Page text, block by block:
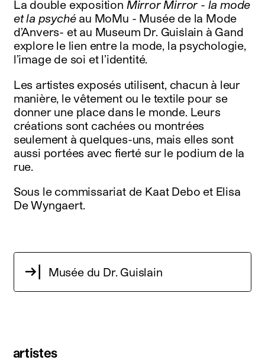
La double exposition Mirror Mirror - la mode
et la psychéau MoMu - Musée de la Mode
d’Anvers- et au Museum Dr. Guislain à Gand
explore le lien entre la mode, la psychologie,
l’image de soi et l’identité.
Les artistes exposés utilisent, chacun à leur
manière, le vêtement ou le textile pour se
donner une place dans le monde. Leurs
créations sont cachées ou montrées
seulement à quelques-uns, mais elles sont
aussi portées avec fierté sur le podium de la
rue.
Sous le commissariat de Kaat Debo et Elisa
De Wyngaert.
Musée du Dr. Guislain
artistes